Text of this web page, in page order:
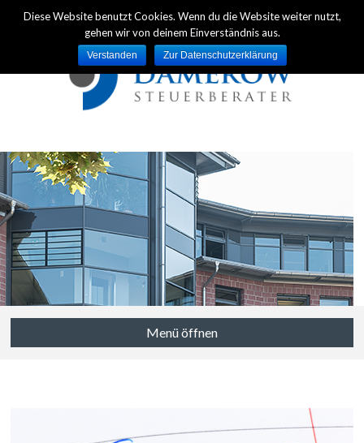
Menü öffnen
Diese Website benutzt Cookies. Wenn du die Website weiter nutzt,
gehen wir von deinem Einverständnis aus.
Verstanden Zur Datenschutzerklärung